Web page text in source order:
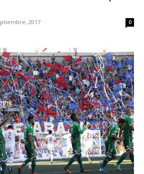
2017 0